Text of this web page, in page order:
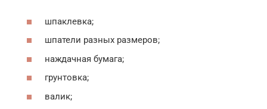
шпаклевка;
шпатели разных размеров;
наждачная бумага;
грунтовка;
валик;